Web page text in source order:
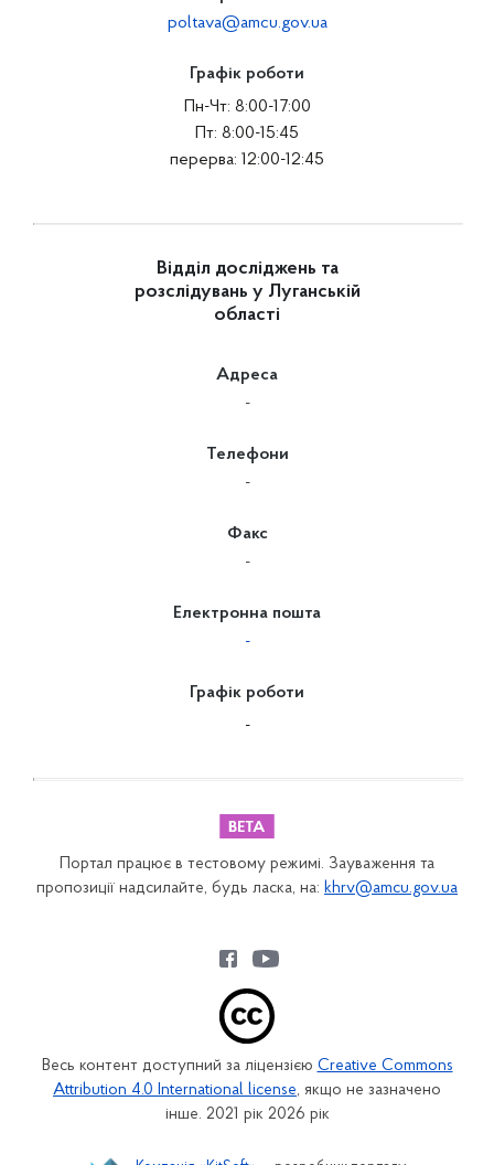
poltava@amcu.gov.ua
Графік роботи
Пн-Чт: 8:00-17:00
Пт: 8:00-15:45
перерва: 12:00-12:45
Відділ досліджень та
розслідувань у Луганській
області
Адреса
-
Телефони
-
Факс
-
Електронна пошта
-
Графік роботи
-
Портал працює в тестовому режимі. Зауваження та
пропозиції надсилайте, будь ласка, на: khrv@amcu.gov.ua
Весь контент доступний за ліцензією Creative Commons
Attribution 4.0 International license, якщо не зазначено
інше. 2021 рік 2026 рік